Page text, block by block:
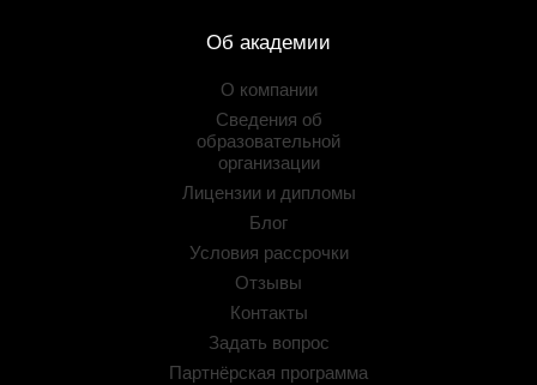
Об академии
О компании
Сведения об
образовательной
организации
Лицензии и дипломы
Блог
Условия рассрочки
Отзывы
Контакты
Задать вопрос
Партнёрская программа